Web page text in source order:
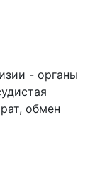
- органы
обмен